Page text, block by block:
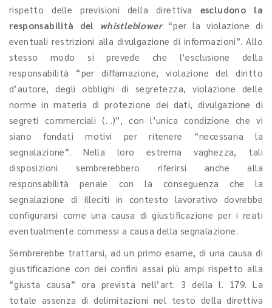
rispetto delle previsioni della direttiva escludono la
responsabilità del
whistleblower“per la violazione di
eventuali restrizioni alla divulgazione di informazioni”. Allo
stesso modo si prevede che l’esclusione della
responsabilità “per diffamazione, violazione del diritto
d’autore, degli obblighi di segretezza, violazione delle
norme in materia di protezione dei dati, divulgazione di
segreti commerciali (…)”, con l’unica condizione che vi
siano fondati motivi per ritenere “necessaria la
segnalazione”. Nella loro estrema vaghezza, tali
disposizioni sembrerebbero riferirsi anche alla
responsabilità penale con la conseguenza che la
segnalazione di illeciti in contesto lavorativo dovrebbe
configurarsi come una causa di giustificazione per i reati
eventualmente commessi a causa della segnalazione.
Sembrerebbe trattarsi, ad un primo esame, di una causa di
giustificazione con dei confini assai più ampi rispetto alla
“giusta causa” ora prevista nell’art. 3 della l. 179. La
totale assenza di delimitazioni nel testo della direttiva